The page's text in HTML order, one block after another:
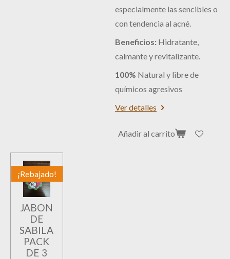
especialmente las sencibles o
con tendencia al acné.
Beneficios: Hidratante,
calmante y revitalizante.
100% Natural y libre de
químicos agresivos
Ver detalles
Añadir al carrito
¡Rebajado!
JABON
DE
SABILA
PACK
DE 3